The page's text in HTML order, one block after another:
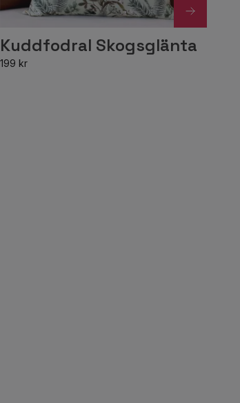
Kuddfodral Skogsglänta
199 kr